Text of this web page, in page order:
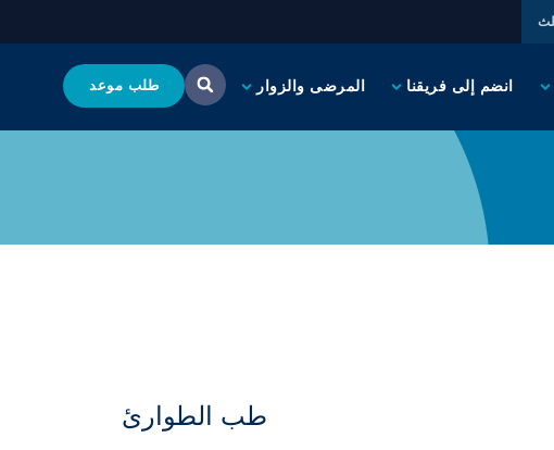
انضم إلى فريقنا المرضى والزوار طلب موعد
طب الطوارئ